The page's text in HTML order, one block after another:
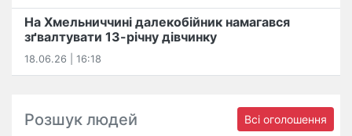
На Хмельниччині далекобійник намагався
зґвалтувати 13-річну дівчинку
18.06.26 | 16:18
Розшук людей Всі оголошення